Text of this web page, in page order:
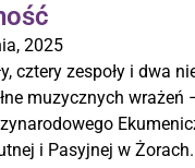
2025
cztery zespoły i dwa
muzycznych wrażeń
i Pasyjnej w Żorach.